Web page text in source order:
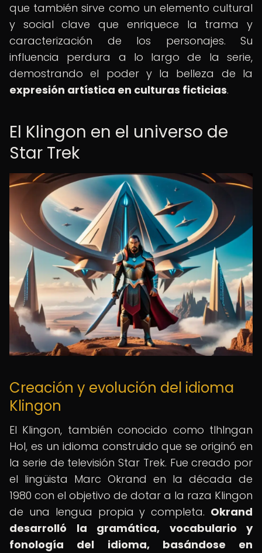
que también sirve como un elemento cultural
y social clave que enriquece la trama y
caracterización de los personajes. Su
influencia perdura a lo largo de la serie,
demostrando el poder y la belleza de la
expresión artística en culturas ficticias.
El Klingon en el universo de
Star Trek
Creación y evolución del idioma
Klingon
El Klingon, también conocido como tlhIngan
Hol, es un idioma construido que se originó en
la serie de televisión Star Trek. Fue creado por
el lingüista Marc Okrand en la década de
1980 con el objetivo de dotar a la raza Klingon
de una lengua propia y completa. Okrand
desarrolló la gramática, vocabulario y
fonología del idioma, basándose en